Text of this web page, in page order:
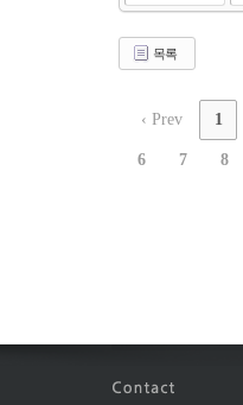
목록
‹ Prev 1
6 7 8